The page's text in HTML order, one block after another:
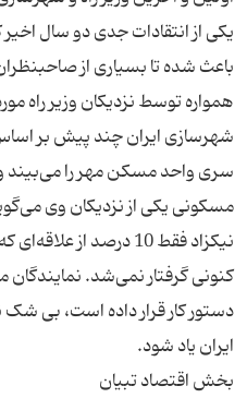
یکی از انتقادات جدی دو سال
باعث شده تا بسیاری از
همواره توسط نزدیکان وزیر راه
شهرسازی ایران چند پیش بر اساس
سری واحد مسکن مهر را می‌بیند و
مسکونی یکی از نزدیکان وی
نیکزاد فقط 10 درصد
کنونی گرفتار نمی‌شد.
دستور کار قرار داده است، بی شک